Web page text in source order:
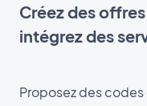
Créez des
intégrez des
Proposez des